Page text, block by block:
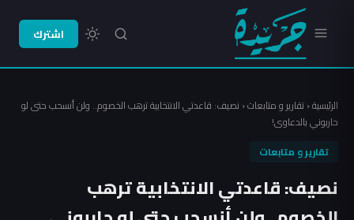
اشترك
الرئيسية‹تقارير و متابعات‹ نصيف: قاعدتي الانتخابية ترهب الخصوم.. ولن أنسحب حتى لو
حاربوني بالدعاوى!
تقارير و متابعات
نصيف: قاعدتي الانتخابية ترهب